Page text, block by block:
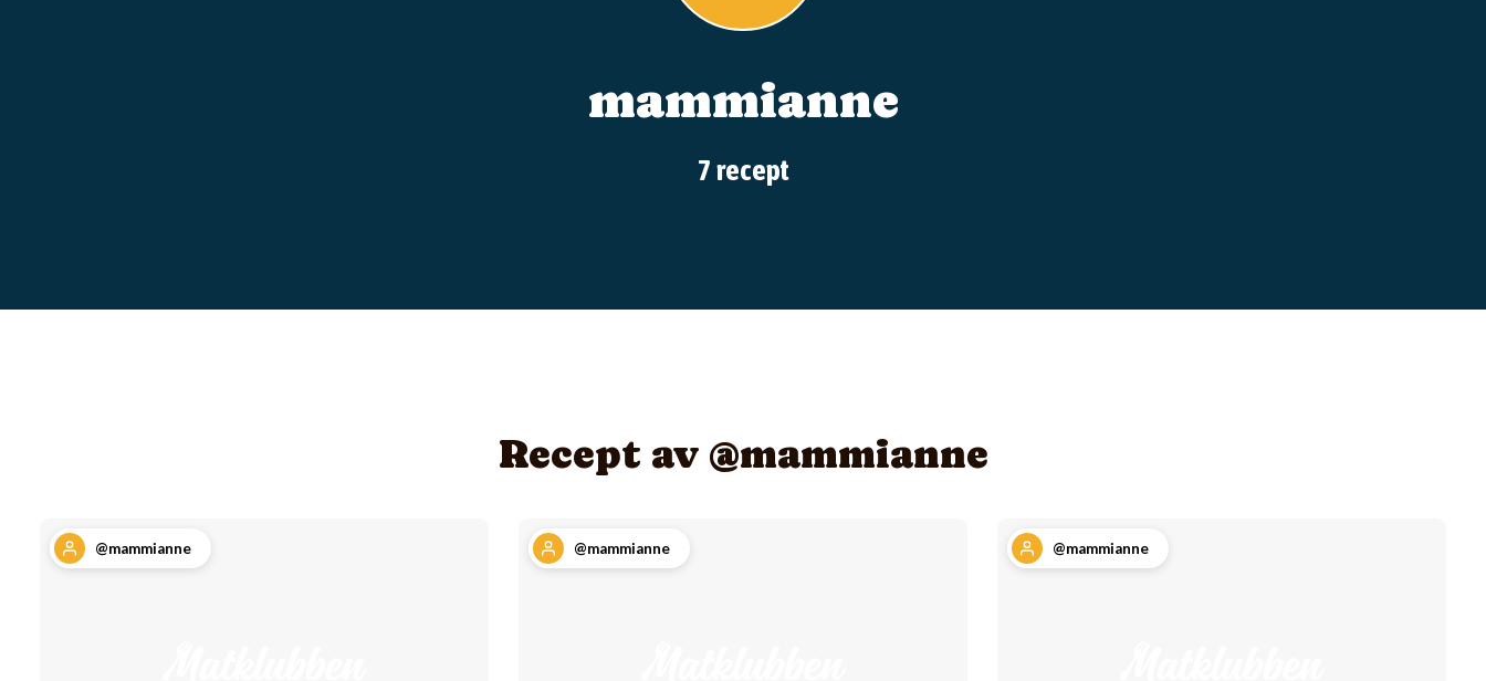
mammianne
7 recept
Recept av @mammianne
@mammianne @mammianne @mammianne